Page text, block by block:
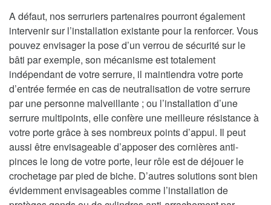
A défaut, nos serruriers partenaires pourront également
intervenir sur l’installation existante pour la renforcer. Vous
pouvez envisager la pose d’un verrou de sécurité sur le
bâti par exemple, son mécanisme est totalement
indépendant de votre serrure, il maintiendra votre porte
d’entrée fermée en cas de neutralisation de votre serrure
par une personne malveillante ; ou l’installation d’une
serrure multipoints, elle confère une meilleure résistance à
votre porte grâce à ses nombreux points d’appui. Il peut
aussi être envisageable d’apposer des cornières anti-
pinces le long de votre porte, leur rôle est de déjouer le
crochetage par pied de biche. D’autres solutions sont bien
évidemment envisageables comme l’installation de